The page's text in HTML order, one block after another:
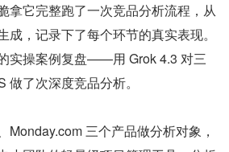
拿它完整跑了一次竞品分析流程，从
成，记录下了每个环节的真实表现。
实操案例复盘——用 Grok 4.3 对三
了次深度竞品分析。
三个产品做分析对象，